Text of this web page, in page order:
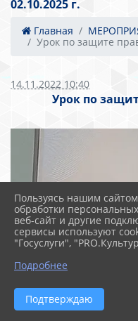
02.10.2025 г.
Главная
Урок по защите
14.11.2022 10:40
Урок по
Пользуясь нашим
обработки
веб-сайт и другие
сервисы используют
"Госуслуги",
Подробнее
Подтверждаю